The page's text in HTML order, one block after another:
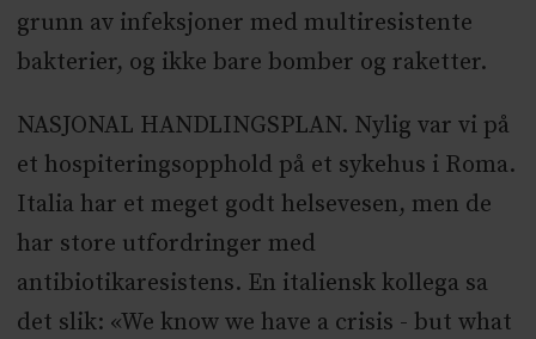
grunn av infeksjoner med multiresistente
bakterier, og ikke bare bomber og raketter.
NASJONAL HANDLINGSPLAN. Nylig var vi på
et hospiteringsopphold på et sykehus i Roma.
Italia har et meget godt helsevesen, men de
har store utfordringer med
antibiotikaresistens. En italiensk kollega sa
det slik: «We know we have a crisis - but what